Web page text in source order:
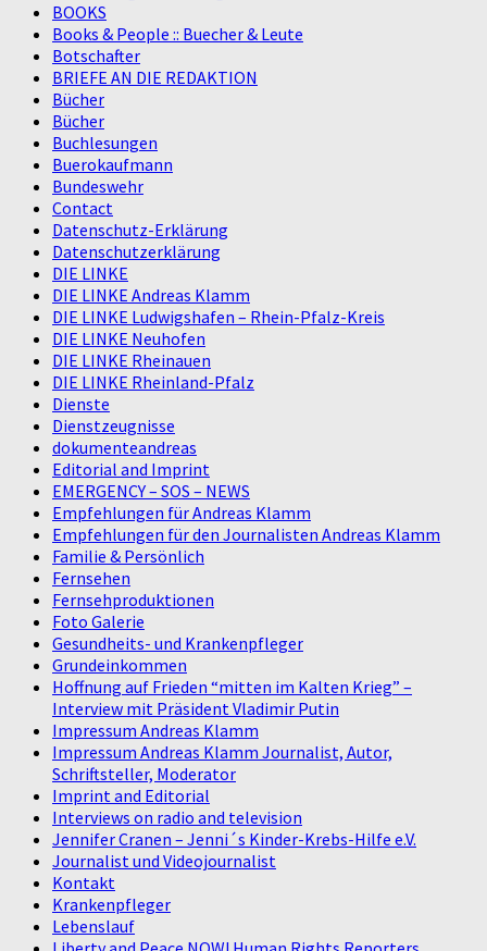
BOOKS
Books & People :: Buecher & Leute
Botschafter
BRIEFE AN DIE REDAKTION
Bücher
Bücher
Buchlesungen
Buerokaufmann
Bundeswehr
Contact
Datenschutz-Erklärung
Datenschutzerklärung
DIE LINKE
DIE LINKE Andreas Klamm
DIE LINKE Ludwigshafen – Rhein-Pfalz-Kreis
DIE LINKE Neuhofen
DIE LINKE Rheinauen
DIE LINKE Rheinland-Pfalz
Dienste
Dienstzeugnisse
dokumenteandreas
Editorial and Imprint
EMERGENCY – SOS – NEWS
Empfehlungen für Andreas Klamm
Empfehlungen für den Journalisten Andreas Klamm
Familie & Persönlich
Fernsehen
Fernsehproduktionen
Foto Galerie
Gesundheits- und Krankenpfleger
Grundeinkommen
Hoffnung auf Frieden “mitten im Kalten Krieg” –
Interview mit Präsident Vladimir Putin
Impressum Andreas Klamm
Impressum Andreas Klamm Journalist, Autor,
Schriftsteller, Moderator
Imprint and Editorial
Interviews on radio and television
Jennifer Cranen – Jenni´s Kinder-Krebs-Hilfe e.V.
Journalist und Videojournalist
Kontakt
Krankenpfleger
Lebenslauf